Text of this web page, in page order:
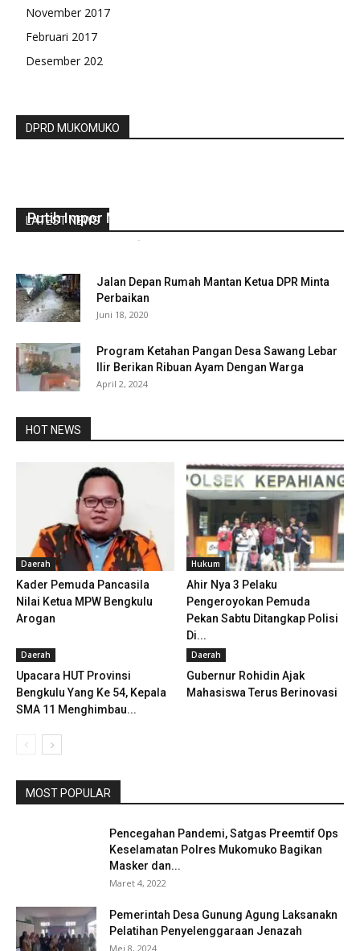
November 2017
Februari 2017
Desember 202
DPRD MUKOMUKO
LATEST NEWS
Putih Impor Masuk Jateng
-
Jalan Depan Rumah Mantan Ketua DPR Minta
Perbaikan
Juni 18, 2020
Program Ketahan Pangan Desa Sawang Lebar
Ilir Berikan Ribuan Ayam Dengan Warga
April 2, 2024
HOT NEWS
Daerah
Kader Pemuda Pancasila
Nilai Ketua MPW Bengkulu
Arogan
Hukum
Ahir Nya 3 Pelaku
Pengeroyokan Pemuda
Pekan Sabtu Ditangkap Polisi
Di...
Daerah
Upacara HUT Provinsi
Bengkulu Yang Ke 54, Kepala
SMA 11 Menghimbau...
Daerah
Gubernur Rohidin Ajak
Mahasiswa Terus Berinovasi
MOST POPULAR
Pencegahan Pandemi, Satgas Preemtif Ops
Keselamatan Polres Mukomuko Bagikan
Masker dan...
Maret 4, 2022
Pemerintah Desa Gunung Agung Laksanakn
Pelatihan Penyelenggaraan Jenazah
Mei 8, 2024